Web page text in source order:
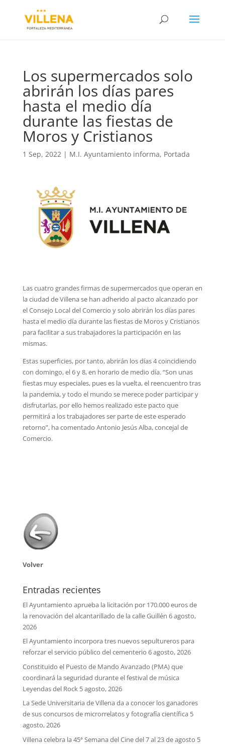
Los supermercados solo
abrirán los días pares
hasta el medio día
durante las fiestas de
Moros y Cristianos
1 Sep, 2022| M.I. Ayuntamiento informa, Portada
Las cuatro grandes firmas de supermercados que operan en
la ciudad de Villena se han adherido al pacto alcanzado por
el Consejo Local del Comercio y solo abrirán los días pares
hasta el medio día durante las fiestas de Moros y Cristianos
para facilitar a sus trabajadores la participación en las
mismas.
Estas superficies, por tanto, abrirán los días 4 coincidiendo
con domingo, el 6 y 8, en horario de medio día. “Son unas
fiestas muy especiales, pues es la vuelta, el reencuentro tras
la pandemia, y todo el mundo se merece poder participar y
disfrutarlas, por ello hemos realizado este pacto que
permitirá a los trabajadores ser parte de este esperado
retorno”, ha comentado Antonio Jesús Alba, concejal de
Comercio.
Volver
Entradas recientes
El Ayuntamiento aprueba la licitación por 170.000 euros de
la renovación del alcantarillado de la calle Guillén 6 agosto,
2026
El Ayuntamiento incorpora tres nuevos sepultureros para
reforzar el servicio público del cementerio 6 agosto, 2026
Constituido el Puesto de Mando Avanzado (PMA) que
coordinará la seguridad durante el festival de música
Leyendas del Rock 5 agosto, 2026
La Sede Universitaria de Villena da a conocer los ganadores
de sus concursos de microrrelatos y fotografía científica 5
agosto, 2026
Villena celebra la 45ª Semana del Cine del 7 al 23 de agosto 5